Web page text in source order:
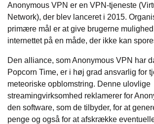
Anonymous VPN er en VPN-tjeneste
Network), der blev lanceret i 2015.
primære mål er at give brugerne
internettet på en måde, der ikke kan
Den alliance, som Anonymous VPN har
Popcorn Time, er i høj grad ansvarlig for
meteoriske opblomstring. Denne ulovlige
streamingvirksomhed reklamerer for
den software, som de tilbyder, for at
penge og også for at afskrække